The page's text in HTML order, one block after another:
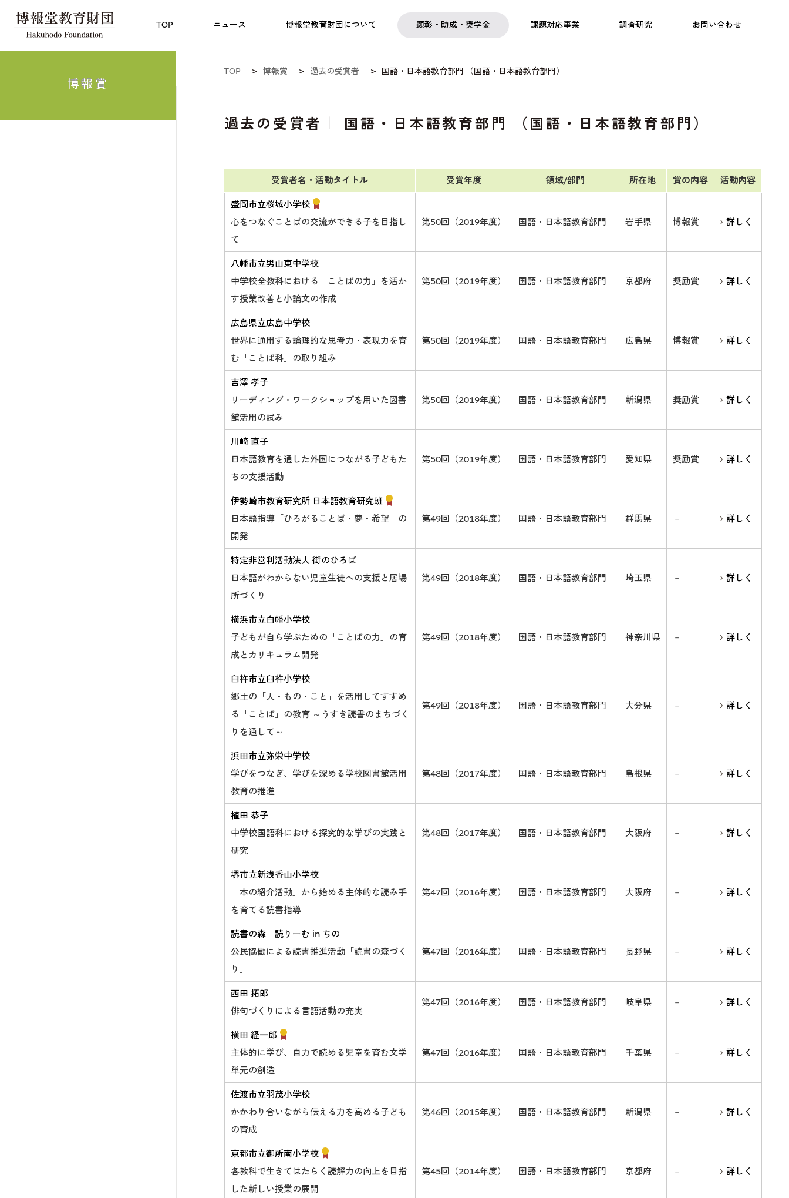
TOP ニュース 博報堂教育財団について 顕彰・助成・奨学金 課題対応事業 調査研究 お問い合わせ
についての研究助成 奨学金 フェローシップ
日本語交流
プログラム 社会啓発事業 プログラム こども研究所
博報賞
TOP 博報賞 過去の受賞者 国語・日本語教育部門 （国語・日本語教育部門）
過去の受賞者｜ 国語・日本語教育部門 （国語・日本語教育部門）
受賞者名・活動タイトル 受賞年度 領域/部門 所在地 賞の内容 活動内容
盛岡市立桜城小学校
心をつなぐことばの交流ができる子を目指し
て
第50回（2019年度） 国語・日本語教育部門 岩手県 博報賞 詳しく
八幡市立男山東中学校
中学校全教科における「ことばの力」を活か
す授業改善と小論文の作成
第50回（2019年度） 国語・日本語教育部門 京都府 奨励賞 詳しく
広島県立広島中学校
世界に通用する論理的な思考力・表現力を育
む「ことば科」の取り組み
第50回（2019年度） 国語・日本語教育部門 広島県 博報賞 詳しく
吉澤 孝子
リーディング・ワークショップを用いた図書
館活用の試み
第50回（2019年度） 国語・日本語教育部門 新潟県 奨励賞 詳しく
川崎 直子
日本語教育を通した外国につながる子どもた
ちの支援活動
第50回（2019年度） 国語・日本語教育部門 愛知県 奨励賞 詳しく
伊勢崎市教育研究所 日本語教育研究班
日本語指導「ひろがることば・夢・希望」の
開発
第49回（2018年度） 国語・日本語教育部門 群馬県 － 詳しく
特定非営利活動法人 街のひろば
日本語がわからない児童生徒への支援と居場
所づくり
第49回（2018年度） 国語・日本語教育部門 埼玉県 － 詳しく
横浜市立白幡小学校
子どもが自ら学ぶための「ことばの力」の育
成とカリキュラム開発
第49回（2018年度） 国語・日本語教育部門 神奈川県 － 詳しく
臼杵市立臼杵小学校
郷土の「人・もの・こと」を活用してすすめ
る「ことば」の教育 ～うすき読書のまちづく
りを通して～
第49回（2018年度） 国語・日本語教育部門 大分県 － 詳しく
浜田市立弥栄中学校
学びをつなぎ、学びを深める学校図書館活用
教育の推進
第48回（2017年度） 国語・日本語教育部門 島根県 － 詳しく
植田 恭子
中学校国語科における探究的な学びの実践と
研究
第48回（2017年度） 国語・日本語教育部門 大阪府 － 詳しく
堺市立新浅香山小学校
「本の紹介活動」から始める主体的な読み手
を育てる読書指導
第47回（2016年度） 国語・日本語教育部門 大阪府 － 詳しく
読書の森 読りーむ in ちの
公民協働による読書推進活動「読書の森づく
り」
第47回（2016年度） 国語・日本語教育部門 長野県 － 詳しく
西田 拓郎
俳句づくりによる言語活動の充実
第47回（2016年度） 国語・日本語教育部門 岐阜県 － 詳しく
横田 経一郎
主体的に学び、自力で読める児童を育む文学
単元の創造
第47回（2016年度） 国語・日本語教育部門 千葉県 － 詳しく
佐渡市立羽茂小学校
かかわり合いながら伝える力を高める子ども
の育成
第46回（2015年度） 国語・日本語教育部門 新潟県 － 詳しく
京都市立御所南小学校
各教科で生きてはたらく読解力の向上を目指
した新しい授業の展開
第45回（2014年度） 国語・日本語教育部門 京都府 － 詳しく